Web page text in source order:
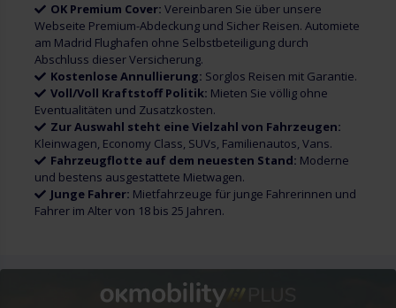
OK Premium Cover: Vereinbaren Sie über unsere
Webseite Premium-Abdeckung und Sicher Reisen. Automiete
am Madrid Flughafen ohne Selbstbeteiligung durch
Abschluss dieser Versicherung.
Kostenlose Annullierung: Sorglos Reisen mit Garantie.
Voll/Voll Kraftstoff Politik: Mieten Sie völlig ohne
Eventualitäten und Zusatzkosten.
Zur Auswahl steht eine Vielzahl von Fahrzeugen:
Kleinwagen, Economy Class, SUVs, Familienautos, Vans.
Fahrzeugflotte auf dem neuesten Stand: Moderne
und bestens ausgestattete Mietwagen.
Junge Fahrer: Mietfahrzeuge für junge Fahrerinnen und
Fahrer im Alter von 18 bis 25 Jahren.